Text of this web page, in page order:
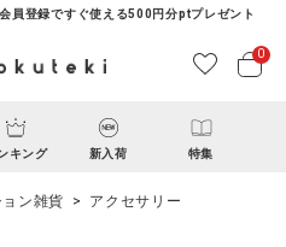
員登録ですぐ使える500円分ptプレゼント
0
キング 新入荷 特集
ン雑貨 アクセサリー